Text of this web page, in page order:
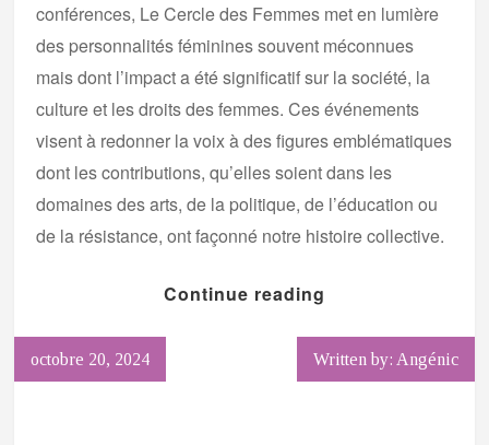
conférences, Le Cercle des Femmes met en lumière
des personnalités féminines souvent méconnues
mais dont l’impact a été significatif sur la société, la
culture et les droits des femmes. Ces événements
visent à redonner la voix à des figures emblématiques
dont les contributions, qu’elles soient dans les
domaines des arts, de la politique, de l’éducation ou
de la résistance, ont façonné notre histoire collective.
Continue reading
octobre 20, 2024 Written by: Angénic